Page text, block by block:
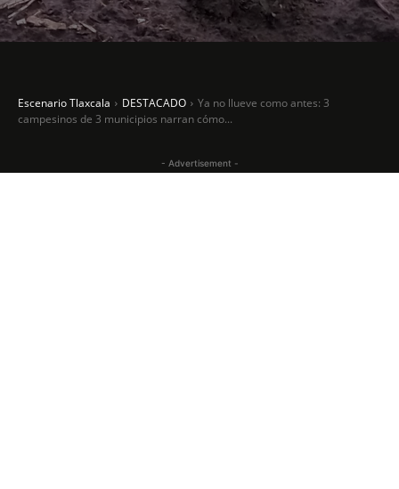
Escenario Tlaxcala DESTACADO
Ya no llueve como antes: 3
campesinos de 3 municipios narran cómo...
- Advertisement -